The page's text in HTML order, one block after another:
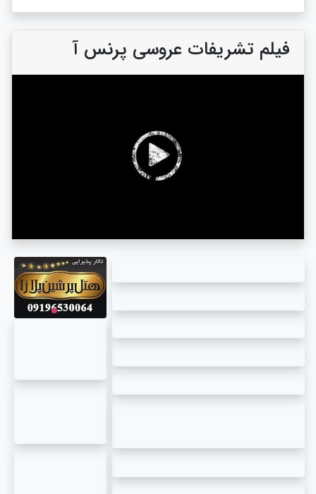
فیلم تشریفات عروسی پرنس آ